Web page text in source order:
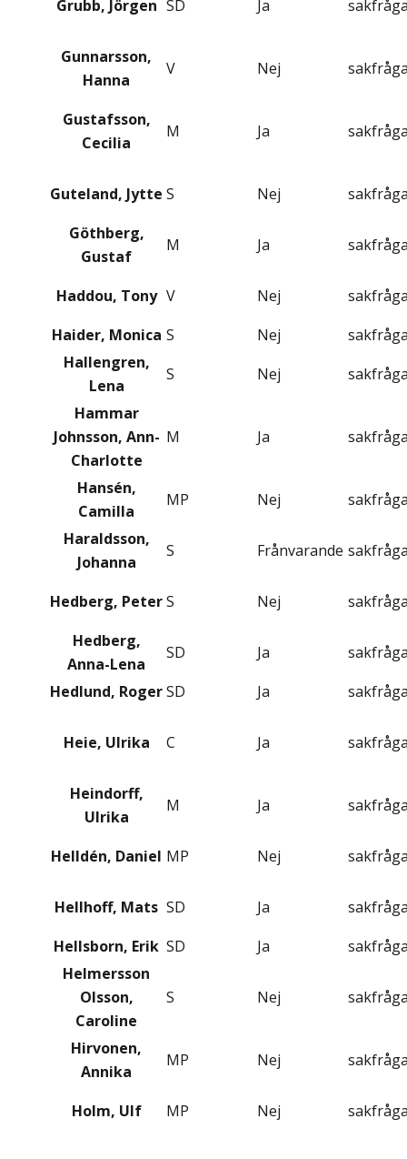
Grubb, Jörgen SD Ja
Gunnarsson,
Hanna
V Nej
Gustafsson,
Cecilia
M Ja
Guteland, Jytte S Nej
Göthberg,
Gustaf
M Ja
Haddou, Tony V Nej
Haider, Monica S Nej
Hallengren,
Lena
S Nej
Hammar
Johnsson, Ann-
Charlotte
M Ja
Hansén,
Camilla
MP Nej
Haraldsson,
Johanna
S Frånvarande
Hedberg, PeterS Nej
Hedberg,
Anna-Lena
SD Ja
Hedlund, RogerSD Ja
Heie, Ulrika C Ja
Heindorff,
Ulrika
M Ja
Helldén, Daniel MP Nej
Hellhoff, Mats SD Ja
Hellsborn, Erik SD Ja
Helmersson
Olsson,
Caroline
S Nej
Hirvonen,
Annika
MP Nej
Holm, Ulf MP Nej